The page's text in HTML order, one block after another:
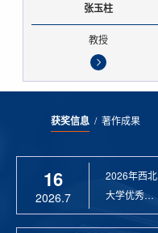
张玉柱
教授
获奖信息/ 著作成果
16
2026.7
2026年西北
大学优秀硕
士论文指导